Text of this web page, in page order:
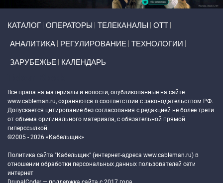
КАТАЛОГ ОПЕРАТОРЫ ТЕЛЕКАНАЛЫ ОТТ
АНАЛИТИКА РЕГУЛИРОВАНИЕ ТЕХНОЛОГИИ
ЗАРУБЕЖЬЕ КАЛЕНДАРЬ
Все права на материалы и новости, опубликованные на сайте
www.cableman.ru, охраняются в соответствии с законодательством РФ.
Допускается цитирование без согласования с редакцией не более трети
от объема оригинального материала, с обязательной прямой
гиперссылкой.
©2005 - 2026 «Кабельщик»
Политика сайта "Кабельщик" (интернет-адреса www.cableman.ru) в
отношении обработки персональных данных пользователей сети
интернет